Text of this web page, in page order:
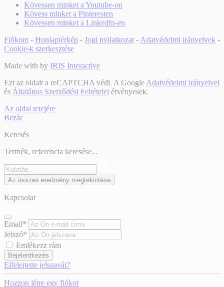
Kövessen minket a Youtube-on
Kövess minket a Pinteresten
Kövessen minket a LinkedIn-en
Fiókom - Honlaptérkép - Jogi nyilatkozat - Adatvédelmi irányelvek -
Cookie-k szerkesztése
Made with by IRIS Interactive
Ezt az oldalt a reCAPTCHA védi. A Google Adatvédelmi irányelvei
és Általános Szerződési Feltételei érvényesek.
Az oldal tetejére
Bezár
Keresés
Termék, referencia keresése...
Az összes eredmény megtekintése
Kapcsolat
Email*
Jelszó*
Emlékezz rám
Bejelentkezés
Elfelejtette jelszavát?
Hozzon létre egy fiókot